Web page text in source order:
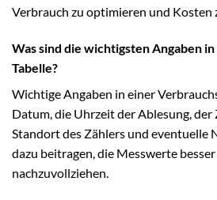
Verbrauch zu optimieren und Kosten
Was sind die wichtigsten Angaben
Tabelle?
Wichtige Angaben in einer
Datum, die Uhrzeit der Ablesung, der
Standort des Zählers und eventuelle
dazu beitragen, die Messwerte
nachzuvollziehen.